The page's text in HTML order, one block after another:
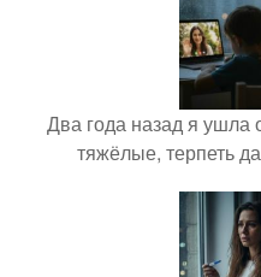
Два года назад я
тяжёлые, терпеть